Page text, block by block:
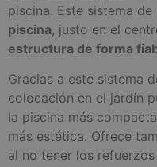
piscina. Este sistema de
piscina, justo en el
estructura de forma
Gracias a este sistema
colocación en el jardín
la piscina más
más estética. Ofrece
al no tener los